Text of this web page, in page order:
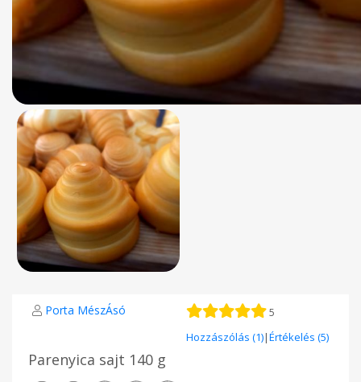
Porta MészÁsó 5
Hozzászólás (1)|Értékelés (5)
Parenyica sajt 140 g